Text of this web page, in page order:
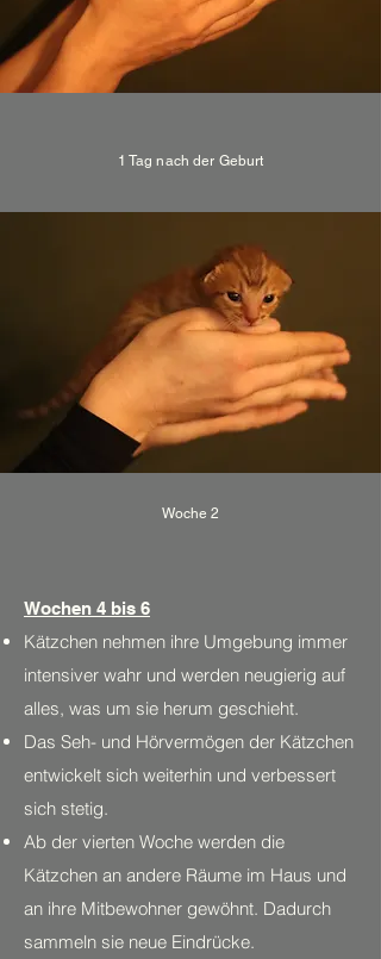
1 Tag nach der Geburt
Woche 2
Wochen 4 bis 6
Kätzchen nehmen ihre Umgebung immer
intensiver wahr und werden neugierig auf
alles, was um sie herum geschieht.
Das Seh- und Hörvermögen der Kätzchen
entwickelt sich weiterhin und verbessert
sich stetig.
Ab der vierten Woche werden die
Kätzchen an andere Räume im Haus und
an ihre Mitbewohner gewöhnt. Dadurch
sammeln sie neue Eindrücke.